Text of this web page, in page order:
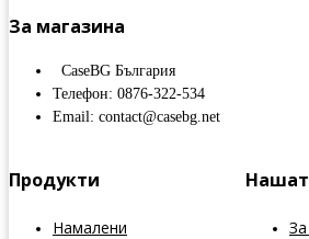
За магазина
CaseBG България
Телефон: 0876-322-534
Email: contact@casebg.net
Продукти
Намалени